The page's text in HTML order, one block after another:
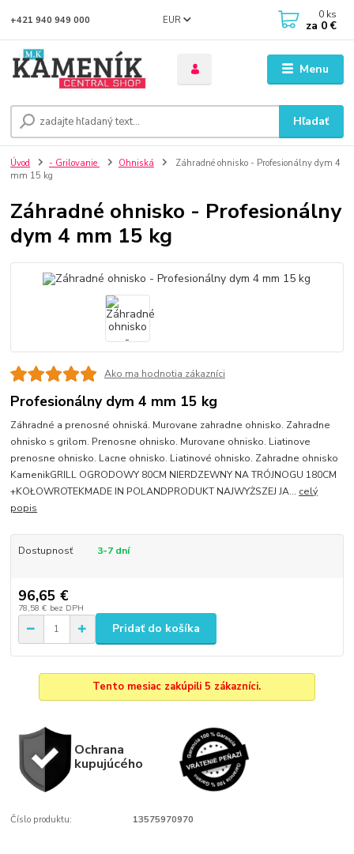
Menu
EUR
Hľadať
+421 940 949 000 0 ks
za 0 €
Úvod - Grilovanie Ohniská
Záhradné ohnisko - Profesionálny dym 4
mm 15 kg
Záhradné ohnisko - Profesionálny
dym 4 mm 15 kg
Ako ma hodnotia zákazníci
Profesionálny dym 4 mm 15 kg
Záhradné a prenosné ohniská. Murovane zahradne ohnisko. Zahradne
ohnisko s grilom. Prenosne ohnisko. Murovane ohnisko. Liatinove
prenosne ohnisko. Lacne ohnisko. Liatinové ohnisko. Zahradne ohnisko
KamenikGRILL OGRODOWY 80CM NIERDZEWNY NA TRÓJNOGU 180CM
+KOŁOWROTEKMADE IN POLANDPRODUKT NAJWYŻSZEJ JA... celý
popis
Dostupnosť 3-7 dní
96,65 €
78,58 € bez DPH
Pridať do košíka
Tento mesiac zakúpili 5 zákazníci.
Ochrana
kupujúcého
Číslo produktu: 13575970970